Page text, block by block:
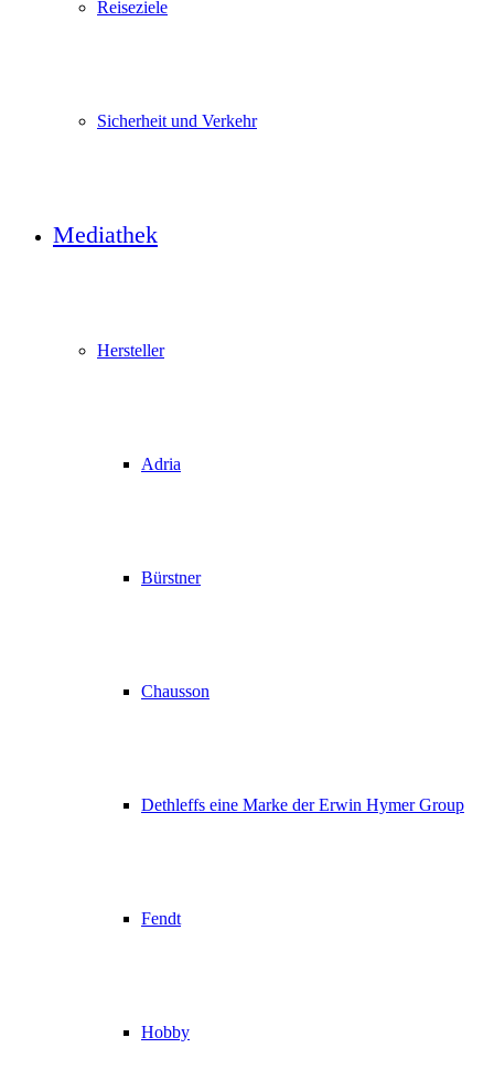
Reiseziele
Sicherheit und Verkehr
Mediathek
Hersteller
Adria
Bürstner
Chausson
Dethleffs eine Marke der Erwin Hymer Group
Fendt
Hobby